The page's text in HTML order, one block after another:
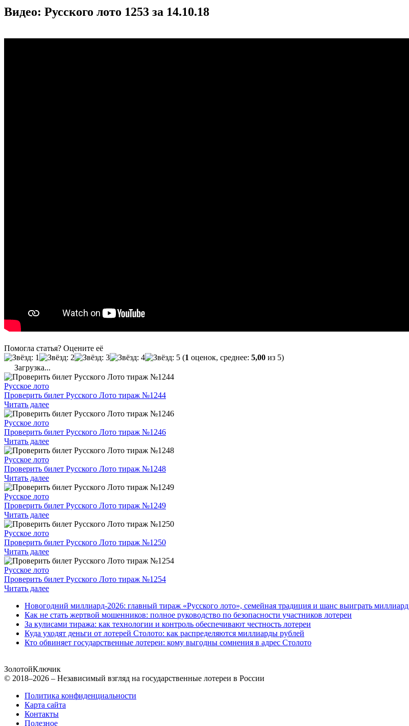
Видео: Русского лото 1253 за 14.10.18
Помогла статья? Оцените её
(1 оценок, среднее: 5,00 из 5)
Загрузка...
Русское лото
Проверить билет Русского Лото тираж №1244
Читать далее
Русское лото
Проверить билет Русского Лото тираж №1246
Читать далее
Русское лото
Проверить билет Русского Лото тираж №1248
Читать далее
Русское лото
Проверить билет Русского Лото тираж №1249
Читать далее
Русское лото
Проверить билет Русского Лото тираж №1250
Читать далее
Русское лото
Проверить билет Русского Лото тираж №1254
Читать далее
Новогодний миллиард-2026: главный тираж «Русского лото», семейная традиция и шанс выиграть миллиард
Как не стать жертвой мошенников: полное руководство по безопасности участников лотереи
За кулисами тиража: как технологии и контроль обеспечивают честность лотереи
Куда уходят деньги от лотерей Столото: как распределяются миллиарды рублей
Кто обвиняет государственные лотереи: кому выгодны сомнения в адрес Столото
ЗолотойКлючик
© 2018–2026 – Независимый взгляд на государственные лотереи в России
Политика конфиденциальности
Карта сайта
Контакты
Полезное